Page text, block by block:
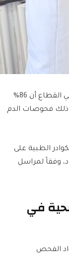
نقصاً حاداً في مواد الفحص المخبري، حيث أعلنت وزارة الصحة في القطاع أن 86%
ذلك فحوصات الدم
الطبية على
وفقاً لمراسل
في
الفحص